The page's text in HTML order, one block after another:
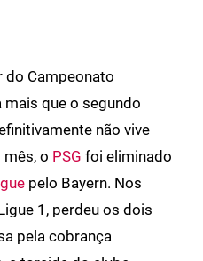
do Campeonato
que o segundo
não vive
o PSG foi eliminado
pelo Bayern. Nos
1, perdeu os dois
pela cobrança